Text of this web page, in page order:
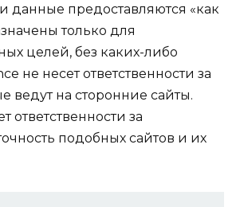
данные предоставляются «как
только для
целей, без каких-либо
не несет ответственности за
ведут на сторонние сайты.
ответственности за
подобных сайтов и их